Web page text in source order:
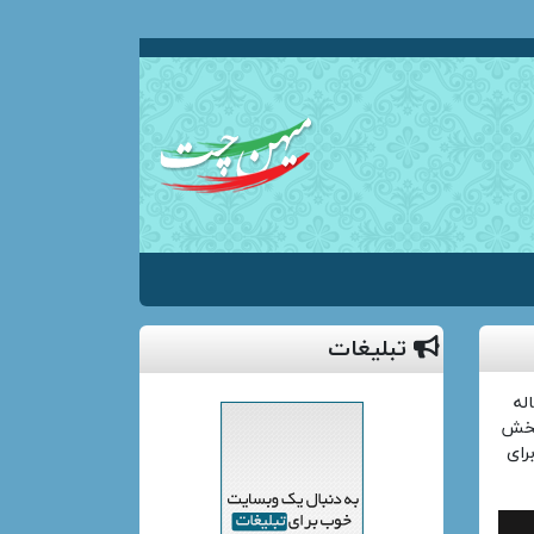
سابقه ۷ ساله
تبلیغات